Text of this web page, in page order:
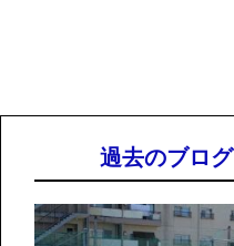
過去のブログ